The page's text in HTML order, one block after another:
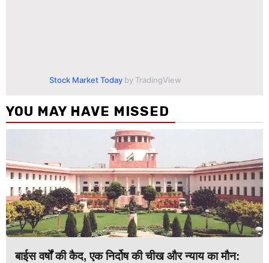
Stock Market Today by TradingView
YOU MAY HAVE MISSED
बाईस वर्षों की कैद, एक निर्दोष की चीख और न्याय का मौन: